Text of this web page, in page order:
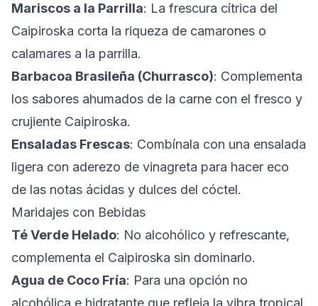
Mariscos a la Parrilla: La frescura cítrica del
Caipiroska corta la riqueza de camarones o
calamares a la parrilla.
Barbacoa Brasileña (Churrasco): Complementa
los sabores ahumados de la carne con el fresco y
crujiente Caipiroska.
Ensaladas Frescas: Combínala con una ensalada
ligera con aderezo de vinagreta para hacer eco
de las notas ácidas y dulces del cóctel.
Maridajes con Bebidas
Té Verde Helado: No alcohólico y refrescante,
complementa el Caipiroska sin dominarlo.
Agua de Coco Fría: Para una opción no
alcohólica e hidratante que refleja la vibra tropical.